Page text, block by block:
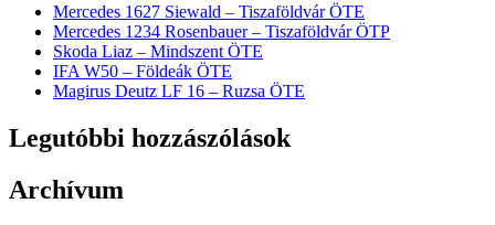
Mercedes 1627 Siewald – Tiszaföldvár ÖTE
Mercedes 1234 Rosenbauer – Tiszaföldvár ÖTP
Skoda Liaz – Mindszent ÖTE
IFA W50 – Földeák ÖTE
Magirus Deutz LF 16 – Ruzsa ÖTE
Legutóbbi hozzászólások
Archívum